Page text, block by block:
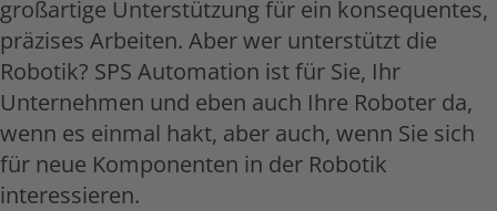
großartige Unterstützung für ein konsequentes,
präzises Arbeiten. Aber wer unterstützt die
Robotik? SPS Automation ist für Sie, Ihr
Unternehmen und eben auch Ihre Roboter da,
wenn es einmal hakt, aber auch, wenn Sie sich
für neue Komponenten in der Robotik
interessieren.